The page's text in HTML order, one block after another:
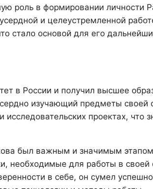
роль в формировании личности
и целеустремленной
стало основой для его
в России и получил высшее
изучающий предметы
проектах, что
был важным и значимым
необходимые для работы в своей
в себе, он сумел